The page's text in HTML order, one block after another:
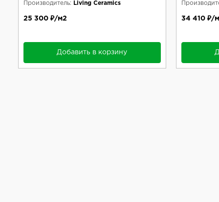
Производитель:
Living Ceramics
25 300 ₽/м2
Добавить в корзину
34 410 ₽/